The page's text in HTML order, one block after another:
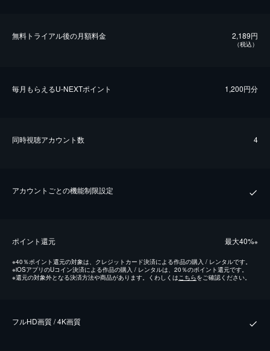
無料トライアル後の⽉額料金 2,189円
（税込）
毎⽉もらえるU-NEXTポイント 1,200円分
同時視聴アカウント数 4
アカウントごとの機能制限設定
ポイント還元 最⼤40%※
※40％ポイント還元の対象は、クレジットカード決済による作品の購入 / レンタルです。
※iOSアプリのUコイン決済による作品の購入 / レンタルは、20％のポイント還元です。
※還元の対象外となる決済方法や商品があります。くわしくは こちらをご確認ください。
フルHD画質 / 4K画質